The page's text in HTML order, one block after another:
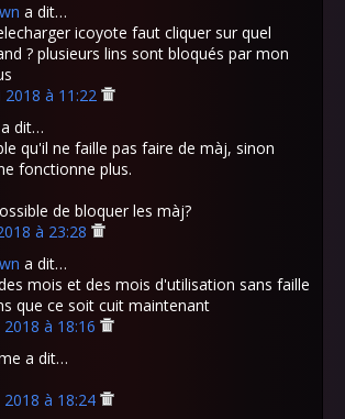
a dit…
icoyote faut cliquer sur quel
? plusieurs lins sont bloqués par mon
2018 à 11:22
a dit…
qu'il ne faille pas faire de màj, sinon
fonctionne plus.
de bloquer les màj?
à 23:28
a dit…
mois et des mois d'utilisation sans faille
que ce soit cuit maintenant
à 18:16
a dit…
à 18:24